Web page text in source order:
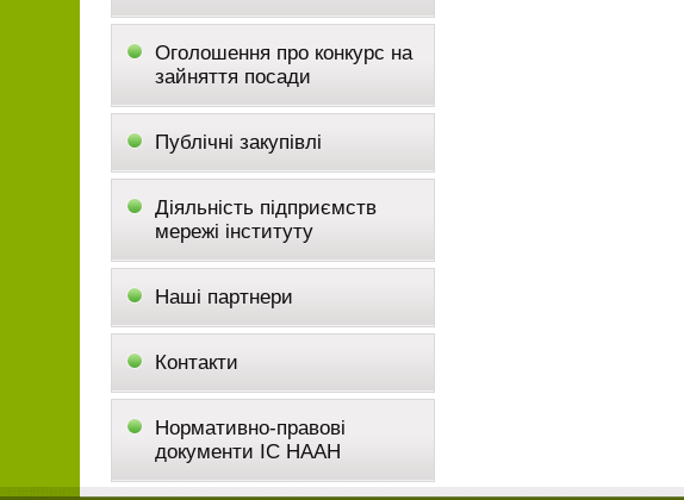
Оголошення про конкурс на
зайняття посади
Публічні закупівлі
Діяльність підприємств
мережі інституту
Наші партнери
Контакти
Нормативно-правові
документи ІС НААН